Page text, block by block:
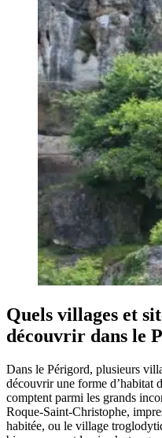
Quels villages et
découvrir dans le
Dans le Périgord, plusieurs
découvrir une forme d’habitat
comptent parmi les grands
Roque-Saint-Christophe,
habitée, ou le village